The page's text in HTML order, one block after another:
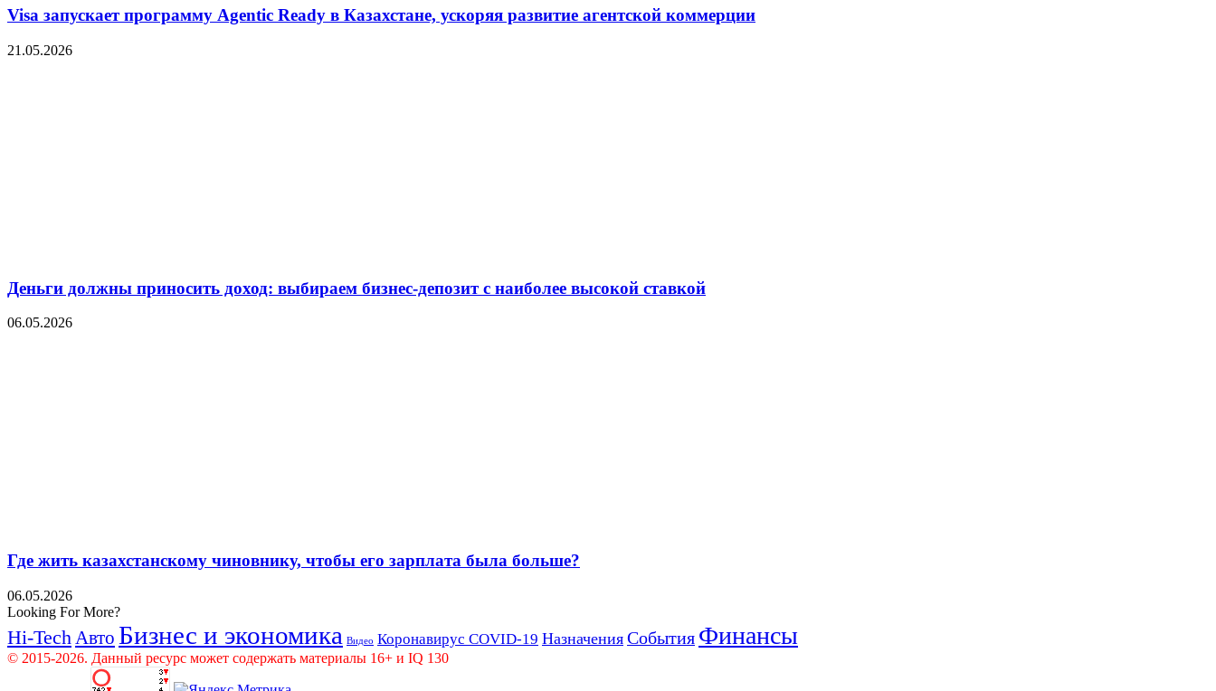
Visa запускает программу Agentic Ready в Казахстане, ускоряя развитие агентской коммерции
21.05.2026
Деньги должны приносить доход: выбираем бизнес-депозит с наиболее высокой ставкой
06.05.2026
Где жить казахстанскому чиновнику, чтобы его зарплата была больше?
06.05.2026
Looking For More?
Hi-Tech Авто Бизнес и экономика Видео Коронавирус COVID-19 Назначения События Финансы
© 2015-2026. Данный ресурс может содержать материалы 16+ и IQ 130